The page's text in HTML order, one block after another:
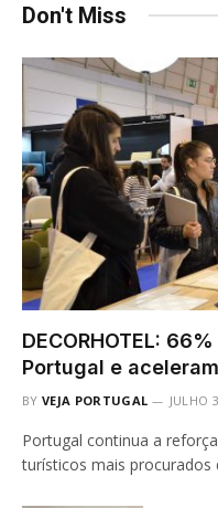
Don't Miss
DECORHOTEL:
Portugal e
BY VEJA PORTUGAL JULHO
Portugal continua a
turísticos mais procurados